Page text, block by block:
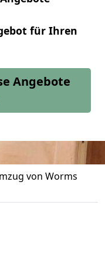
für Ihren
Angebote
von Worms